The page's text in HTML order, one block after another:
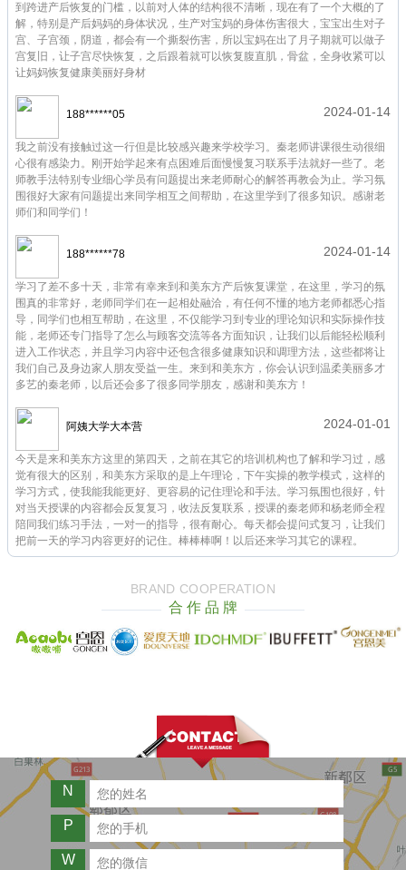
到跨进产后恢复的门槛，以前对人体的结构很不清晰，现在有了一个大概的了
解，特别是产后妈妈的身体状况，生产对宝妈的身体伤害很大，宝宝出生对子
宫、子宫颈，阴道，都会有一个撕裂伤害，所以宝妈在出了月子期就可以做子
宫复旧，让子宫尽快恢复，之后跟着就可以恢复腹直肌，骨盆，全身收紧可以
让妈妈恢复健康美丽好身材
188******05 2024-01-14
我之前没有接触过这一行但是比较感兴趣来学校学习。秦老师讲课很生动很细
心很有感染力。刚开始学起来有点困难后面慢慢复习联系手法就好一些了。老
师教手法特别专业细心学员有问题提出来老师耐心的解答再教会为止。学习氛
围很好大家有问题提出来同学相互之间帮助，在这里学到了很多知识。感谢老
师们和同学们！
188******78 2024-01-14
学习了差不多十天，非常有幸来到和美东方产后恢复课堂，在这里，学习的氛
围真的非常好，老师同学们在一起相处融洽，有任何不懂的地方老师都悉心指
导，同学们也相互帮助，在这里，不仅能学习到专业的理论知识和实际操作技
能，老师还专门指导了怎么与顾客交流等各方面知识，让我们以后能轻松顺利
进入工作状态，并且学习内容中还包含很多健康知识和调理方法，这些都将让
我们自己及身边家人朋友受益一生。来到和美东方，你会认识到温柔美丽多才
多艺的秦老师，以后还会多了很多同学朋友，感谢和美东方！
阿姨大学大本营 2024-01-01
今天是来和美东方这里的第四天，之前在其它的培训机构也了解和学习过，感
觉有很大的区别，和美东方采取的是上午理论，下午实操的教学模式，这样的
学习方式，使我能我能更好、更容易的记住理论和手法。学习氛围也很好，针
对当天授课的内容都会反复复习，收法反复联系，授课的秦老师和杨老师全程
陪同我们练习手法，一对一的指导，很有耐心。每天都会提问式复习，让我们
把前一天的学习内容更好的记住。棒棒棒啊！以后还来学习其它的课程。
BRAND COOPERATION
合 作 品 牌
N
P
W